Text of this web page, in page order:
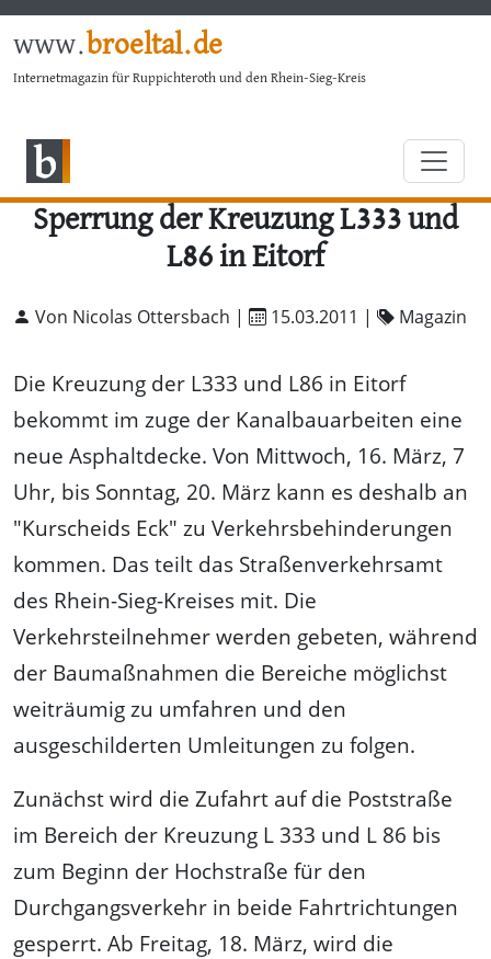
www.broeltal.de
Internetmagazin für Ruppichteroth und den Rhein-Sieg-Kreis
Sperrung der Kreuzung L333 und
L86 in Eitorf
Von Nicolas Ottersbach | 15.03.2011 | Magazin
Die Kreuzung der L333 und L86 in Eitorf
bekommt im zuge der Kanalbauarbeiten eine
neue Asphaltdecke. Von Mittwoch, 16. März, 7
Uhr, bis Sonntag, 20. März kann es deshalb an
"Kurscheids Eck" zu Verkehrsbehinderungen
kommen. Das teilt das Straßenverkehrsamt
des Rhein-Sieg-Kreises mit. Die
Verkehrsteilnehmer werden gebeten, während
der Baumaßnahmen die Bereiche möglichst
weiträumig zu umfahren und den
ausgeschilderten Umleitungen zu folgen.
Zunächst wird die Zufahrt auf die Poststraße
im Bereich der Kreuzung L 333 und L 86 bis
zum Beginn der Hochstraße für den
Durchgangsverkehr in beide Fahrtrichtungen
gesperrt. Ab Freitag, 18. März, wird die